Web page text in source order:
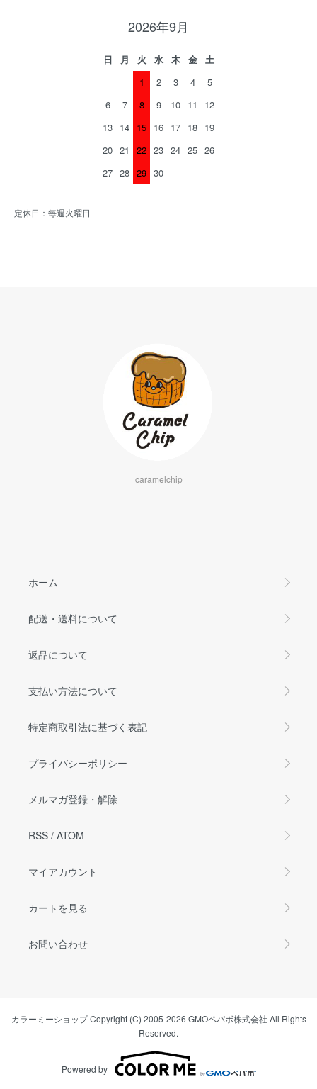
2026年9月
日 月 火 水 木 金
土
1
2 3 4
5
6
7 8 9 10 11
12
13 14 15 16 17 18 19
20 21 22 23 24 25 26
27 28 29 30
定休日：毎週火曜日
caramelchip
ホーム
配送・送料について
返品について
支払い方法について
特定商取引法に基づく表記
プライバシーポリシー
メルマガ登録・解除
RSS / ATOM
マイアカウント
カートを見る
お問い合わせ
カラーミーショップCopyright (C) 2005-2026 GMOペパボ株式会社 All Rights
Reserved.
Powered by